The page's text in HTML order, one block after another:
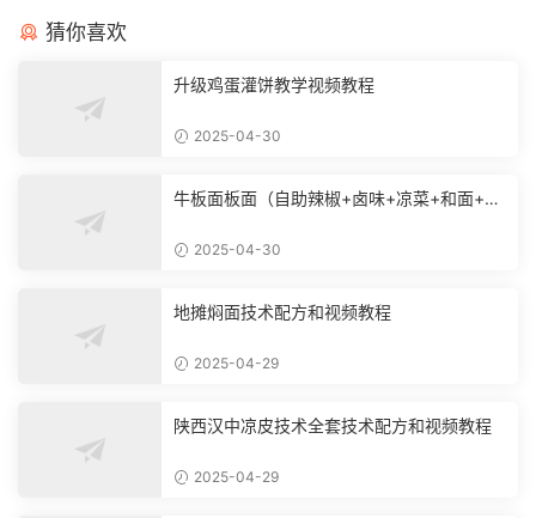
猜你喜欢
升级鸡蛋灌饼教学视频教程
2025-04-30
牛板面板面（自助辣椒+卤味+凉菜+和面+烙
2025-04-30
地摊焖面技术配方和视频教程
2025-04-29
陕西汉中凉皮技术全套技术配方和视频教程
2025-04-29